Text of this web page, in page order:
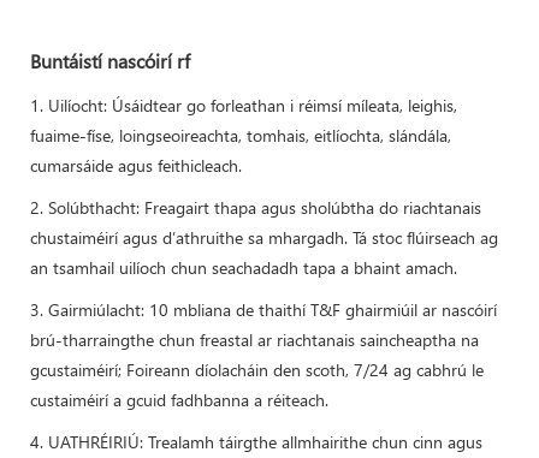
Buntáistí nascóirí rf
1. Uilíocht: Úsáidtear go forleathan i réimsí míleata, leighis,
fuaime-físe, loingseoireachta, tomhais, eitlíochta, slándála,
cumarsáide agus feithicleach.
2. Solúbthacht: Freagairt thapa agus sholúbtha do riachtanais
chustaiméirí agus d’athruithe sa mhargadh. Tá stoc flúirseach ag
an tsamhail uilíoch chun seachadadh tapa a bhaint amach.
3. Gairmiúlacht: 10 mbliana de thaithí T&F ghairmiúil ar nascóirí
brú-tharraingthe chun freastal ar riachtanais saincheaptha na
gcustaiméirí; Foireann díolacháin den scoth, 7/24 ag cabhrú le
custaiméirí a gcuid fadhbanna a réiteach.
4. UATHRÉIRIÚ: Trealamh táirgthe allmhairithe chun cinn agus